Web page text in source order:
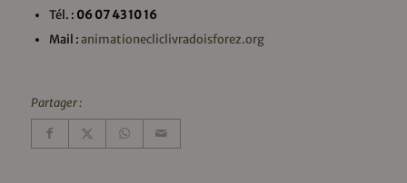
Tél. : 06 07 43 10 16
Mail :animationecliclivradoisforez.org
Partager :